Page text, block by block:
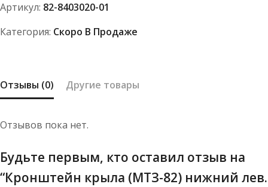
нижний
(с
8403020-
01
Артикул: 82-8403020-01
Категория: Скоро В Продаже
Отзывы (0) Другие товары
Отзывов пока нет.
Будьте первым, кто оставил отзыв на
“Кронштейн крыла (МТЗ-82) нижний лев.